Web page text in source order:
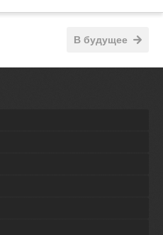
В будущее